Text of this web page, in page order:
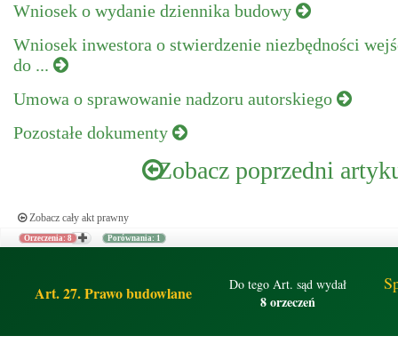
Wniosek o wydanie dziennika budowy
Wniosek inwestora o stwierdzenie niezbędności
do ...
Umowa o sprawowanie nadzoru autorskiego
Pozostałe dokumenty
Zobacz poprzedni
Zobacz cały akt prawny
Orzeczenia: 8 Porównania: 1
Art. 27. Prawo budowlane Do tego Art. sąd wydał
8 orzeczeń